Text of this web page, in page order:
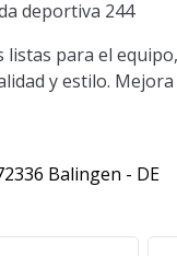
deportiva 244
para el
y estilo.
Balingen - DE